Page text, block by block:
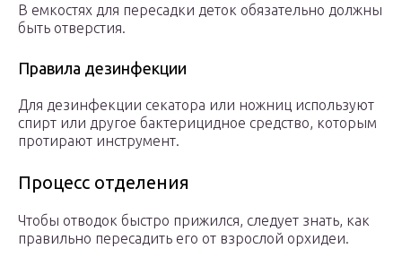
В емкостях для пересадки деток обязательно должны
быть отверстия.
Правила дезинфекции
Для дезинфекции секатора или ножниц используют
спирт или другое бактерицидное средство, которым
протирают инструмент.
Процесс отделения
Чтобы отводок быстро прижился, следует знать, как
правильно пересадить его от взрослой орхидеи.